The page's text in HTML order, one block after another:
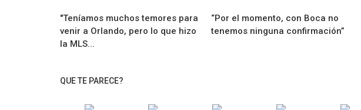
"Teníamos muchos temores para
venir a Orlando, pero lo que hizo
la MLS...
“Por el momento, con Boca no
tenemos ninguna confirmación”
QUE TE PARECE?